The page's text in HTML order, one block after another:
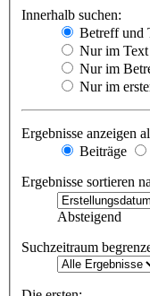
Innerhalb suchen:
Betreff und
Nur im
Nur im
Nur im
Ergebnisse anzeigen
Beiträge
Ergebnisse sortieren
Absteigend
Suchzeitraum